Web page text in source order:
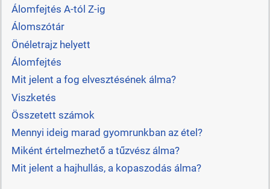
Álomfejtés A-tól Z-ig
Álomszótár
Önéletrajz helyett
Álomfejtés
Mit jelent a fog elvesztésének álma?
Viszketés
Összetett számok
Mennyi ideig marad gyomrunkban az étel?
Miként értelmezhető a tűzvész álma?
Mit jelent a hajhullás, a kopaszodás álma?